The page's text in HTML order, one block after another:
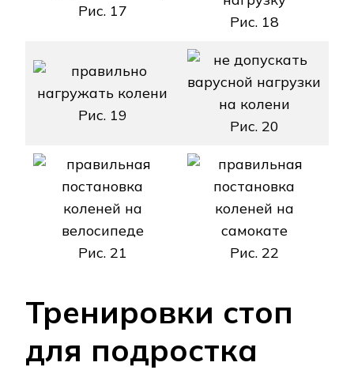
Рис. 17
Рис. 18
Рис. 19
Рис. 20
Рис. 21 Рис. 22
Тренировки стоп
для подростка